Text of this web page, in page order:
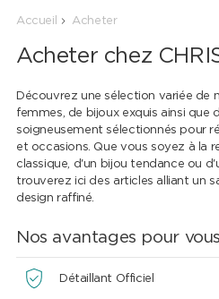
Accueil Acheter
Acheter chez
Découvrez une sélection variée de
femmes, de bijoux exquis ainsi que
soigneusement sélectionnés pour
et occasions. Que vous soyez à la
classique, d'un bijou tendance ou
trouverez ici des articles alliant un
design raffiné.
Nos avantages pour vous
Détaillant Officiel